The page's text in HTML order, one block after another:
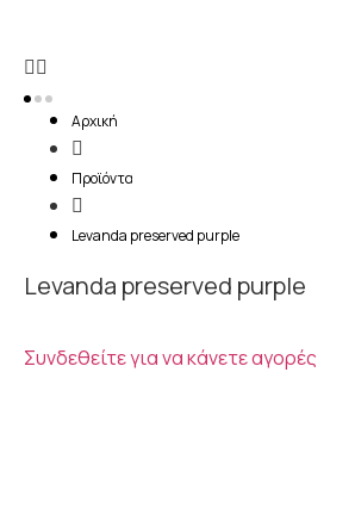
Αρχική
Προϊόντα
Levanda preserved purple
Levanda preserved purple
Συνδεθείτε για να κάνετε αγορές